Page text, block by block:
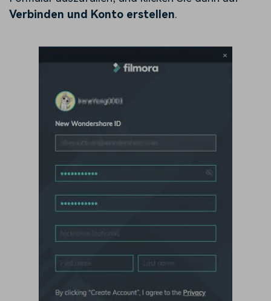
Verbinden und Konto erstellen.